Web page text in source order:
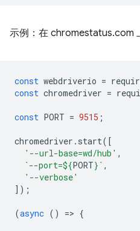
示例：在 chromestatus.com
const webdriverio =
const chromedriver =
const PORT = 9515 ;
chromedriver . start([
'--url-base=wd/hub' ,
`--port=${PORT} ` ,
'--verbose'
]);
(async () => {